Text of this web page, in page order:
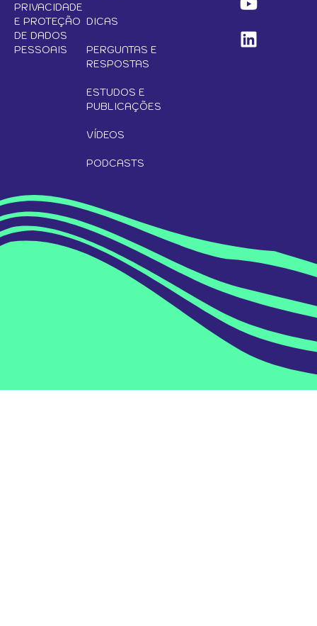
PRIVACIDADE
E PROTEÇÃO
DE DADOS
PESSOAIS
DICAS
PERGUNTAS E
RESPOSTAS
ESTUDOS E
PUBLICAÇÕES
VÍDEOS
PODCASTS